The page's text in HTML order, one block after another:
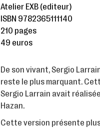
Atelier EXB (editeur)
ISBN 9782365111140
210 pages
49 euros
De son vivant, Sergio
reste le plus marquant.
Sergio Larrain avait
Hazan.
Cette version présente